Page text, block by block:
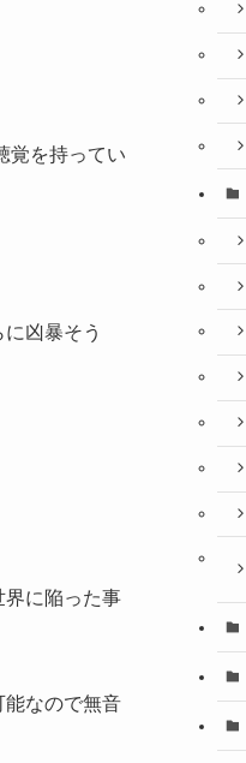
覚を持ってい
凶暴そう
界に陥った事
能なので無音